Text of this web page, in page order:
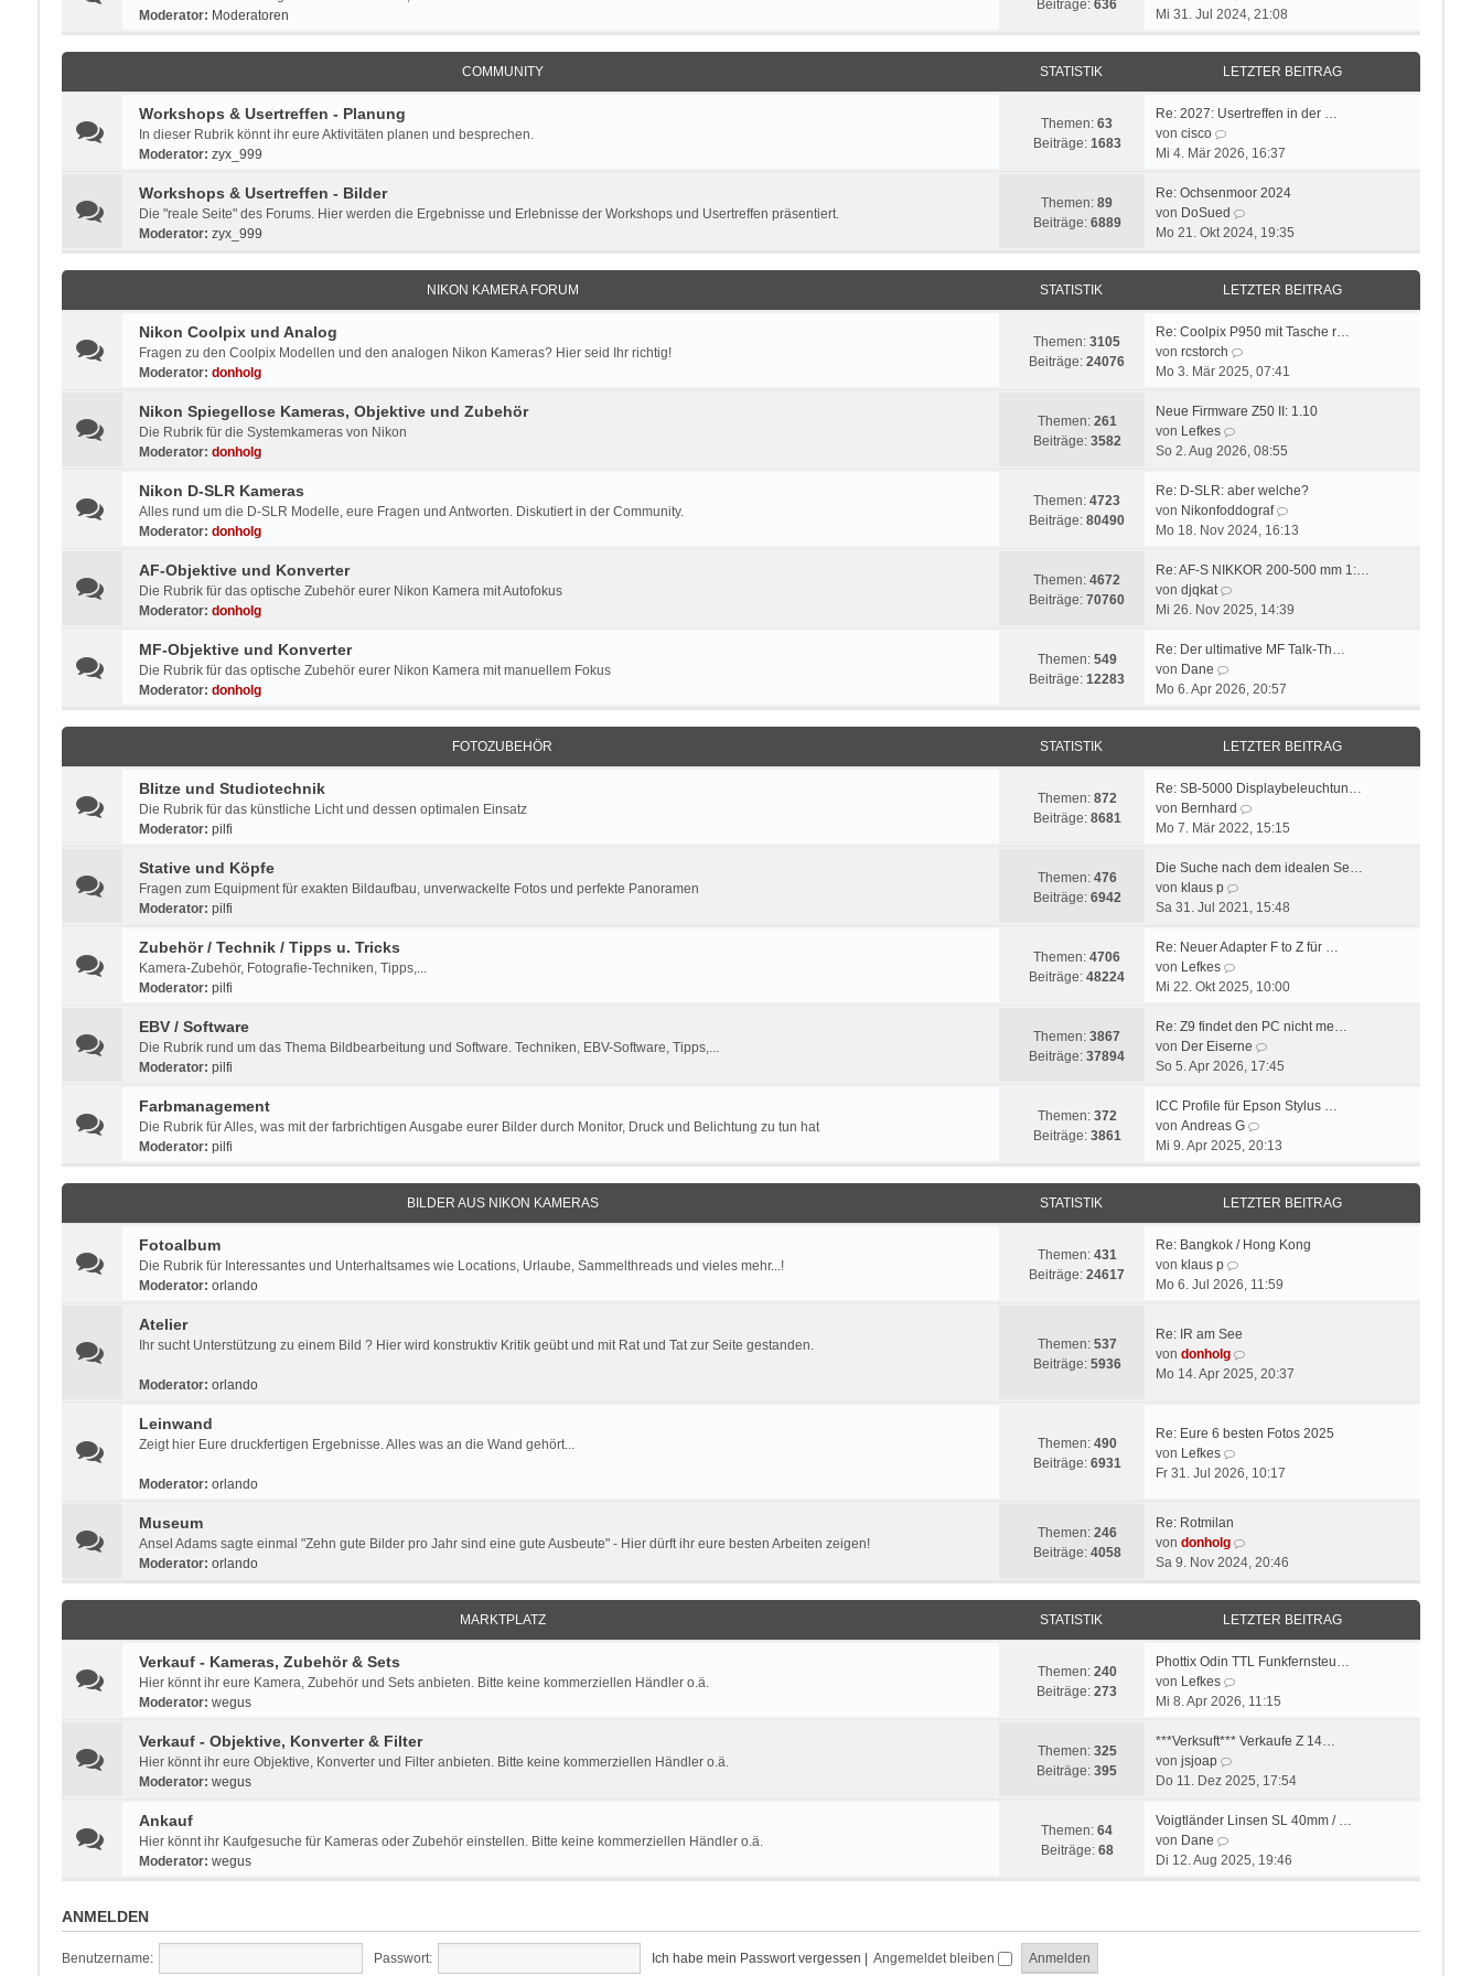
Moderator: Moderatoren
Beiträge:636
e
u
e
s
t
e
B
i
r
a
g
Mi 31. Jul 2024, 21:08
COMMUNITY STATISTIK LETZTER BEITRAG
Workshops & Usertreffen - Planung
In dieser Rubrik könnt ihr eure Aktivitäten planen und besprechen.
Moderator: zyx_999
Themen:63
Beiträge: 1683
Re: 2027: Usertreffen in der …
von cisco
e
e
s
t
e
r
B
e
i
r
g
Mi 4. Mär 2026, 16:37
Workshops & Usertreffen - Bilder
Die "reale Seite" des Forums. Hier werden die Ergebnisse und Erlebnisse der Workshops und Usertreffen präsentiert.
Moderator: zyx_999
Themen:89
Beiträge: 6889
Re: Ochsenmoor 2024
von DoSued
e
u
e
s
t
e
B
i
g
Mo 21. Okt 2024, 19:35
NIKON KAMERA FORUM STATISTIK LETZTER BEITRAG
Nikon Coolpix und Analog
Fragen zu den Coolpix Modellen und den analogen Nikon Kameras? Hier seid Ihr richtig!
Moderator: donholg
Themen:3105
Beiträge:24076
Re: Coolpix P950 mit Tasche r…
von rcstorch
e
e
t
r
B
e
t
a
Mo 3. Mär 2025, 07:41
Nikon Spiegellose Kameras, Objektive und Zubehör
Die Rubrik für die Systemkameras von Nikon
Moderator: donholg
Themen: 261
Beiträge: 3582
Neue Firmware Z50 II: 1.10
von Lefkes
e
e
s
t
r
e
t
a
g
So 2. Aug 2026, 08:55
Nikon D-SLR Kameras
Alles rund um die D-SLR Modelle, eure Fragen und Antworten. Diskutiert in der Community.
Moderator: donholg
Themen:4723
Beiträge:80490
Re: D-SLR: aber welche?
von Nikonfoddograf
e
e
t
r
i
t
r
a
g
Mo 18. Nov 2024, 16:13
AF-Objektive und Konverter
Die Rubrik für das optische Zubehör eurer Nikon Kamera mit Autofokus
Moderator: donholg
Themen:4672
Beiträge:70760
Re: AF-S NIKKOR 200-500 mm 1:…
von djqkat
e
e
t
e
r
B
e
t
r
g
Mi 26. Nov 2025, 14:39
MF-Objektive und Konverter
Die Rubrik für das optische Zubehör eurer Nikon Kamera mit manuellem Fokus
Moderator: donholg
Themen: 549
Beiträge:12283
Re: Der ultimative MF Talk-Th…
von Dane
e
u
e
s
t
e
r
B
i
t
r
g
Mo 6. Apr 2026, 20:57
FOTOZUBEHÖR STATISTIK LETZTER BEITRAG
Blitze und Studiotechnik
Die Rubrik für das künstliche Licht und dessen optimalen Einsatz
Moderator: pilfi
Themen: 872
Beiträge: 8681
Re: SB-5000 Displaybeleuchtun…
von Bernhard
e
e
r
e
t
r
a
Mo 7. Mär 2022, 15:15
Stative und Köpfe
Fragen zum Equipment für exakten Bildaufbau, unverwackelte Fotos und perfekte Panoramen
Moderator: pilfi
Themen: 476
Beiträge: 6942
Die Suche nach dem idealen Se…
von klaus p
e
e
t
r
B
e
r
a
g
Sa 31. Jul 2021, 15:48
Zubehör / Technik / Tipps u. Tricks
Kamera-Zubehör, Fotografie-Techniken, Tipps,...
Moderator: pilfi
Themen:4706
Beiträge:48224
Re: Neuer Adapter F to Z für …
von Lefkes
e
e
s
t
r
B
e
i
t
r
a
g
Mi 22. Okt 2025, 10:00
EBV / Software
Die Rubrik rund um das Thema Bildbearbeitung und Software. Techniken, EBV-Software, Tipps,...
Moderator: pilfi
Themen:3867
Beiträge:37894
Re: Z9 findet den PC nicht me…
von Der Eiserne
e
e
t
e
r
B
e
i
r
So 5. Apr 2026, 17:45
Farbmanagement
Die Rubrik für Alles, was mit der farbrichtigen Ausgabe eurer Bilder durch Monitor, Druck und Belichtung zu tun hat
Moderator: pilfi
Themen: 372
Beiträge: 3861
ICC Profile für Epson Stylus …
von Andreas G
e
u
e
s
t
e
B
a
Mi 9. Apr 2025, 20:13
BILDER AUS NIKON KAMERAS STATISTIK LETZTER BEITRAG
Fotoalbum
Die Rubrik für Interessantes und Unterhaltsames wie Locations, Urlaube, Sammelthreads und vieles mehr...!
Moderator: orlando
Themen: 431
Beiträge:24617
Re: Bangkok / Hong Kong
von klaus p
e
s
t
e
e
t
g
Mo 6. Jul 2026, 11:59
Atelier
Ihr sucht Unterstützung zu einem Bild ? Hier wird konstruktiv Kritik geübt und mit Rat und Tat zur Seite gestanden.
Moderator: orlando
Themen: 537
Beiträge: 5936
Re: IR am See
von donholg
e
s
e
t
a
Mo 14. Apr 2025, 20:37
Leinwand
Zeigt hier Eure druckfertigen Ergebnisse. Alles was an die Wand gehört...
Moderator: orlando
Themen: 490
Beiträge: 6931
Re: Eure 6 besten Fotos 2025
von Lefkes
e
t
e
B
t
a
Fr 31. Jul 2026, 10:17
Museum
Ansel Adams sagte einmal "Zehn gute Bilder pro Jahr sind eine gute Ausbeute" - Hier dürft ihr eure besten Arbeiten zeigen!
Moderator: orlando
Themen: 246
Beiträge: 4058
Re: Rotmilan
von donholg
e
u
e
s
t
e
B
i
r
g
Sa 9. Nov 2024, 20:46
MARKTPLATZ STATISTIK LETZTER BEITRAG
Verkauf - Kameras, Zubehör & Sets
Hier könnt ihr eure Kamera, Zubehör und Sets anbieten. Bitte keine kommerziellen Händler o.ä.
Moderator: wegus
Themen: 240
Beiträge:273
Phottix Odin TTL Funkfernsteu…
von Lefkes
e
e
t
r
e
i
Mi 8. Apr 2026, 11:15
Verkauf - Objektive, Konverter & Filter
Hier könnt ihr eure Objektive, Konverter und Filter anbieten. Bitte keine kommerziellen Händler o.ä.
Moderator: wegus
Themen: 325
Beiträge:395
***Verksuft*** Verkaufe Z 14…
von jsjoap
e
e
t
e
Do 11. Dez 2025, 17:54
Ankauf
Hier könnt ihr Kaufgesuche für Kameras oder Zubehör einstellen. Bitte keine kommerziellen Händler o.ä.
Moderator: wegus
Themen:64
Beiträge: 68
Voigtländer Linsen SL 40mm / …
von Dane
e
u
Di 12. Aug 2025, 19:46
ANMELDEN
Benutzername: Passwort: Ich habe mein Passwort vergessen Angemeldet bleiben